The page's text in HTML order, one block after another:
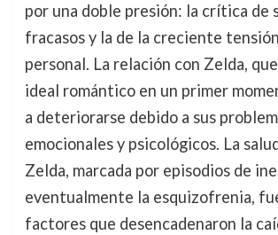
por una doble presión: la crítica de
fracasos y la de la creciente
personal. La relación con Zelda,
ideal romántico en un primer
a deteriorarse debido a sus
emocionales y psicológicos. La
Zelda, marcada por episodios de
eventualmente la esquizofrenia,
factores que desencadenaron la